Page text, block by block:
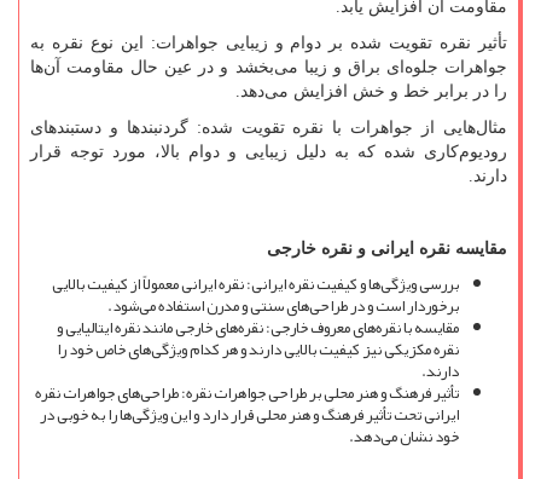
مقاومت آن افزایش یابد.
تأثیر نقره تقویت شده بر دوام و زیبایی جواهرات: این نوع نقره به
جواهرات جلوه ای براق و زیبا میبخشد و در عین حال مقاومت آنها
را در برابر خط و خش افزایش میدهد.
مثالهایی از جواهرات با نقره تقویت شده: گردنبندها و دستبندهای
رودیومکاری شده که به دلیل زیبایی و دوام بالا، مورد توجه قرار
دارند.
مقایسه نقره ایرانی و نقره خارجی
بررسی ویژگیها و کیفیت نقره ایرانی: نقره ایرانی معمولاً از کیفیت بالایی
برخوردار است و در طراحیهای سنتی و مدرن استفاده میشود.
مقایسه با نقرههای معروف خارجی: نقرههای خارجی مانند نقره ایتالیایی و
نقره مکزیکی نیز کیفیت بالایی دارند و هر کدام ویژگیهای خاص خود را
دارند.
تأثیر فرهنگ و هنر محلی بر طراحی جواهرات نقره: طراحیهای جواهرات نقره
ایرانی تحت تأثیر فرهنگ و هنر محلی قرار دارد و این ویژگیها را به خوبی در
خود نشان میدهد.